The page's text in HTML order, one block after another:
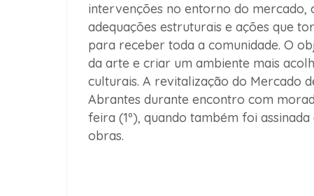
intervenções no entorno do mercado,
adequações estruturais e ações que
para receber toda a comunidade. O
da arte e criar um ambiente mais
culturais. A revitalização do Mercado
Abrantes durante encontro com
feira (1º), quando também foi
obras.